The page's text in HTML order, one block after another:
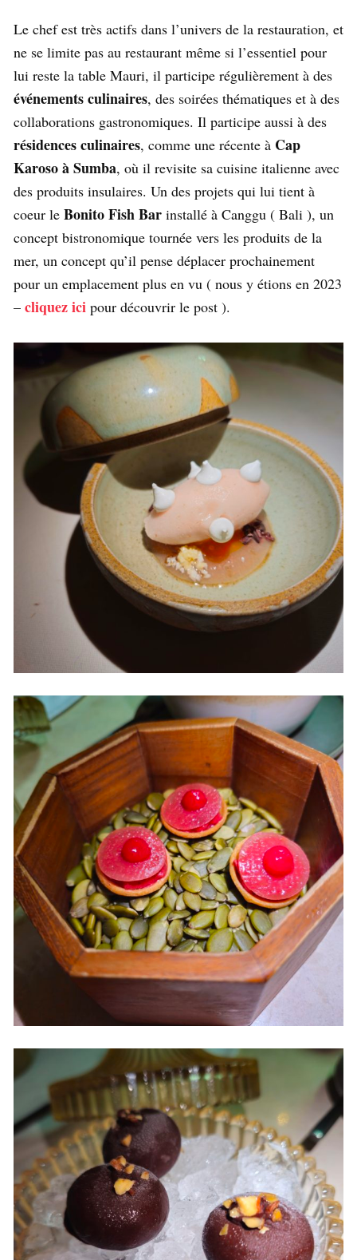
Le chef est très actifs dans l’univers de la restauration, et
ne se limite pas au restaurant même si l’essentiel pour
lui reste la table Mauri, il participe régulièrement à des
événements culinaires, des soirées thématiques et à des
collaborations gastronomiques. Il participe aussi à des
résidences culinaires, comme une récente à Cap
Karoso à Sumba, où il revisite sa cuisine italienne avec
des produits insulaires. Un des projets qui lui tient à
coeur le Bonito Fish Bar installé à Canggu ( Bali ), un
concept bistronomique tournée vers les produits de la
mer, un concept qu’il pense déplacer prochainement
pour un emplacement plus en vu ( nous y étions en 2023
– cliquez ici pour découvrir le post ).